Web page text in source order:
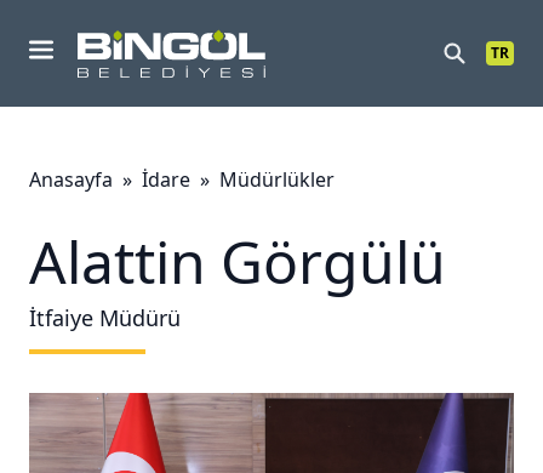
Mobil Menu TR
Anasayfa » İdare » Müdürlükler
Alattin Görgülü
İtfaiye Müdürü